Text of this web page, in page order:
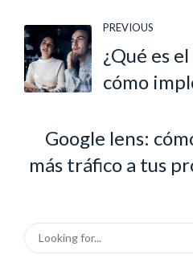
PREVIOUS
¿Qué es
cómo
Google lens:
más tráfico a tus